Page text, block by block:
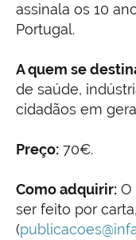
assinala os 10
Portugal.
A quem se
de saúde,
cidadãos em
Preço: 70€.
Como adquirir: O
ser feito por
(